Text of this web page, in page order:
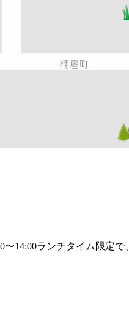
14:00ランチタイム限定